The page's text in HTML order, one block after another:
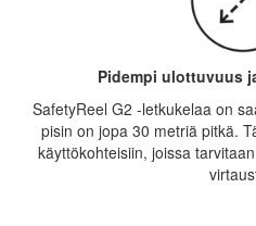
Pidempi ulottuvuus
SafetyReel G2 -letkukelaa on
pisin on jopa 30 metriä pitkä.
käyttökohteisiin, joissa